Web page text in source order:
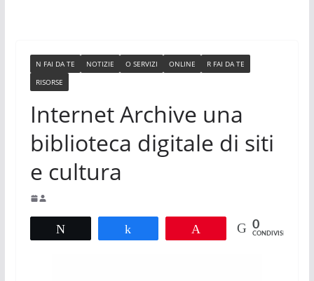
N FAI DA TE NOTIZIE O SERVIZI ONLINE
R FAI DA TE
RISORSE
Internet Archive una
biblioteca digitale di siti
e cultura
0
CONDIVISIONI